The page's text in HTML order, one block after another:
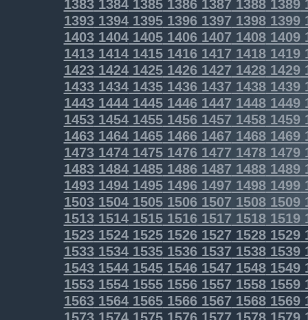
1383138413851386138713881389
1393139413951396139713981399
14031404140514061407 14081409
14131414141514161417 14181419
1423142414251426142714281429
14331434143514361437 14381439
14431444144514461447 14481449
14531454145514561457 14581459
14631464146514661467 14681469
14731474147514761477 14781479
14831484148514861487 14881489
14931494149514961497 14981499
15031504150515061507 15081509
15131514151515161517 15181519
1523152415251526152715281529
1533153415351536153715381539
1543154415451546154715481549
1553155415551556155715581559
1563156415651566156715681569